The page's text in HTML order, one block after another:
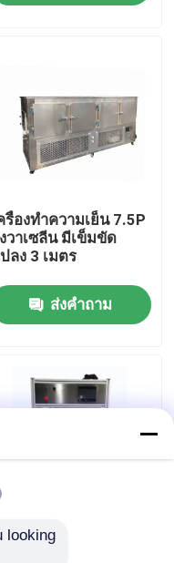
รื่องทําความเย็น 7.5P
วาเซลีน มีเข็มขัด
ลง 3 เมตร
ส่งคำถาม
โนมัติ 12 หลุม อัลลูมิ
looking